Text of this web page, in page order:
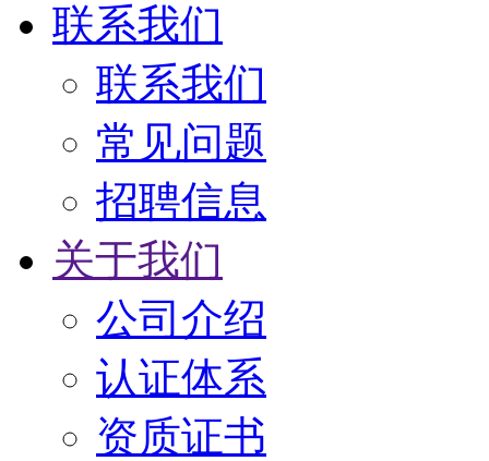
联系我们
联系我们
常见问题
招聘信息
关于我们
公司介绍
认证体系
资质证书